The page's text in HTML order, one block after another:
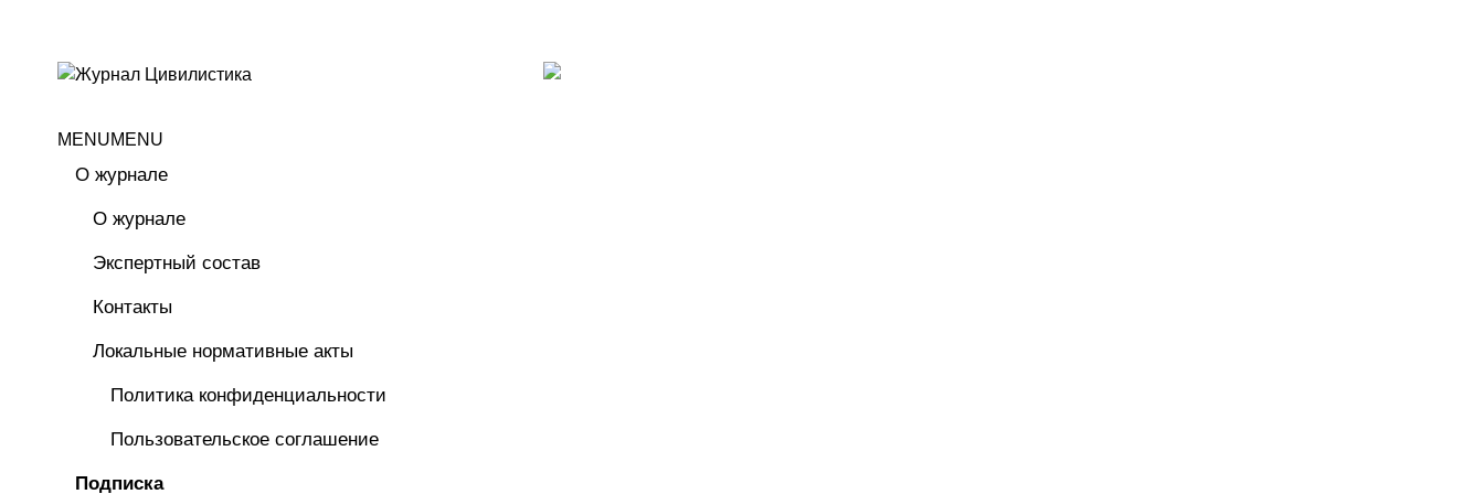
MENUMENU
О журнале
О журнале
Экспертный состав
Контакты
Локальные нормативные акты
Политика конфиденциальности
Пользовательское соглашение
Подписка